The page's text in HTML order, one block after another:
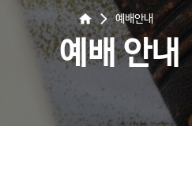
예배안내
예배 안내